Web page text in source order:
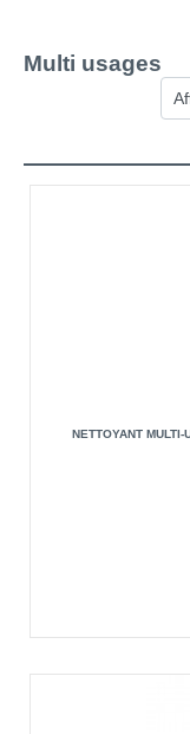
Multi usages
NETTOYANT